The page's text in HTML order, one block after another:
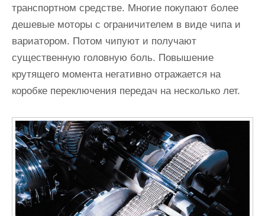
транспортном средстве. Многие покупают более
дешевые моторы с ограничителем в виде чипа и
вариатором. Потом чипуют и получают
существенную головную боль. Повышение
крутящего момента негативно отражается на
коробке переключения передач на несколько лет.